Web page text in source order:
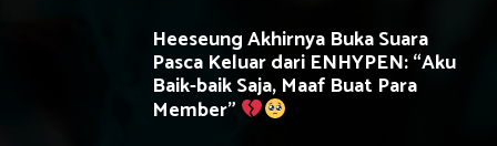
Heeseung Akhirnya Buka Suara
Pasca Keluar dari ENHYPEN: “Aku
Baik-baik Saja, Maaf Buat Para
Member”